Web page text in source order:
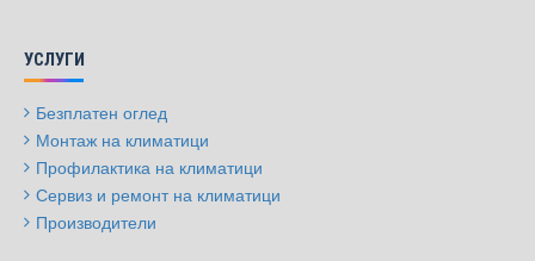
УСЛУГИ
Безплатен оглед
Монтаж на климатици
Профилактика на климатици
Сервиз и ремонт на климатици
Производители